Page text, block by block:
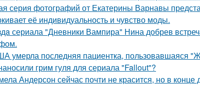
серия фотографий от Екатерины Варнавы
её индивидуальность и чувство моды.
сериала "Дневники Вампира" Нина добрев
умерла последняя пациентка, пользовавшаяся
грим гуля для сериала "Fallout"?
Андерсон сейчас почти не красится, но в